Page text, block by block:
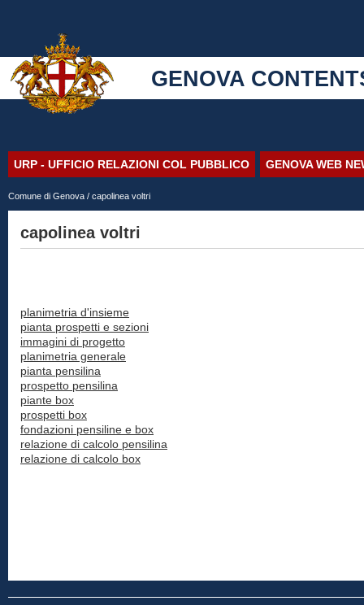
GENOVA
URP - UFFICIO RELAZIONI COL PUBBLICO GENOVA WEB
Comune di Genova / capolinea voltri
capolinea voltri
planimetria d'insieme
pianta prospetti e sezioni
immagini di progetto
planimetria generale
pianta pensilina
prospetto pensilina
piante box
prospetti box
fondazioni pensiline e box
relazione di calcolo pensilina
relazione di calcolo box